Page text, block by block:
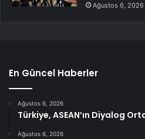
Ağustos 6, 2026
En Güncel Haberler
Ağustos 6, 2026
Türkiye, ASEAN’ın Diyalog
Ağustos 6, 2026